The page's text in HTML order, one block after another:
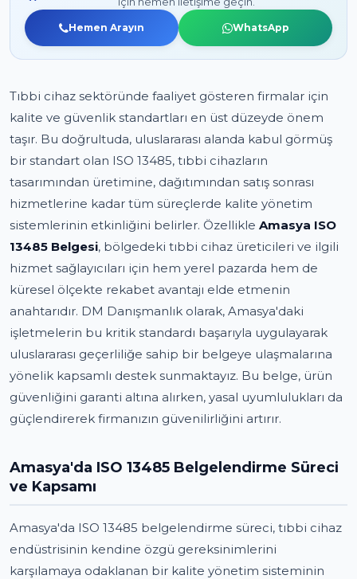
Hemen Arayın WhatsApp
Tıbbi cihaz sektöründe faaliyet gösteren firmalar için
kalite ve güvenlik standartları en üst düzeyde önem
taşır. Bu doğrultuda, uluslararası alanda kabul görmüş
bir standart olan ISO 13485, tıbbi cihazların
tasarımından üretimine, dağıtımından satış sonrası
hizmetlerine kadar tüm süreçlerde kalite yönetim
sistemlerinin etkinliğini belirler. Özellikle Amasya ISO
13485 Belgesi, bölgedeki tıbbi cihaz üreticileri ve ilgili
hizmet sağlayıcıları için hem yerel pazarda hem de
küresel ölçekte rekabet avantajı elde etmenin
anahtarıdır. DM Danışmanlık olarak, Amasya'daki
işletmelerin bu kritik standardı başarıyla uygulayarak
uluslararası geçerliliğe sahip bir belgeye ulaşmalarına
yönelik kapsamlı destek sunmaktayız. Bu belge, ürün
güvenliğini garanti altına alırken, yasal uyumlulukları da
güçlendirerek firmanızın güvenilirliğini artırır.
Amasya'da ISO 13485 Belgelendirme Süreci
ve Kapsamı
Amasya'da ISO 13485 belgelendirme süreci, tıbbi cihaz
endüstrisinin kendine özgü gereksinimlerini
karşılamaya odaklanan bir kalite yönetim sisteminin